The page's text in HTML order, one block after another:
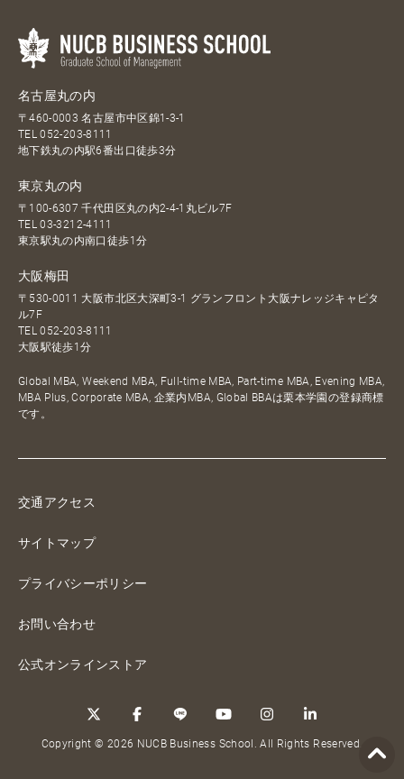
名古屋丸の内
〒460-0003 名古屋市中区錦1-3-1
TEL052-203-8111
地下鉄丸の内駅6番出口徒歩3分
東京丸の内
〒100-6307 千代田区丸の内2-4-1丸ビル7F
TEL03-3212-4111
東京駅丸の内南口徒歩1分
大阪梅田
〒530-0011 大阪市北区大深町3-1 グランフロント大阪ナレッジキャピタ
ル7F
TEL052-203-8111
大阪駅徒歩1分
Global MBA, Weekend MBA, Full-time MBA, Part-time MBA, Evening MBA,
MBA Plus, Corporate MBA, 企業内MBA, Global BBAは栗本学園の登録商標
です。
交通アクセス
サイトマップ
プライバシーポリシー
お問い合わせ
公式オンラインストア
Copyright © 2026 NUCB Business School. All Rights Reserved.